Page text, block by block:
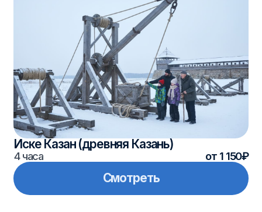
Парк альпак «Пача Мама»
4 часа от 1 670₽
Смотреть